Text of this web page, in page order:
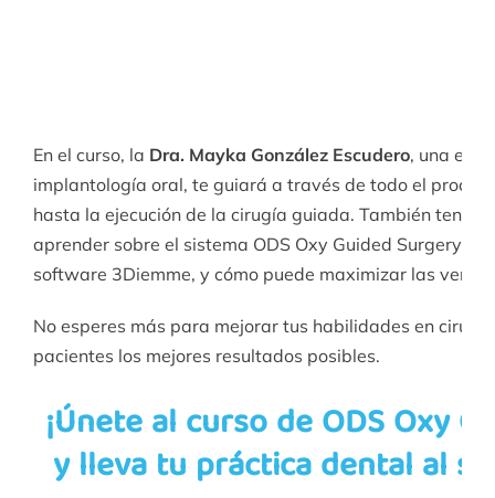
En el curso, la Dra. Mayka González Escudero, una
implantología oral, te guiará a través de todo el
hasta la ejecución de la cirugía guiada. También
aprender sobre el sistema ODS Oxy Guided Surgery,
software 3Diemme, y cómo puede maximizar las
No esperes más para mejorar tus habilidades en
pacientes los mejores resultados posibles.
¡Únete al curso de ODS Oxy
y lleva tu práctica dental al